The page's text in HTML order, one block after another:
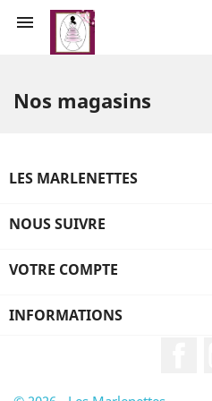

Nos magasins
LES MARLENETTES
NOUS SUIVRE
VOTRE COMPTE
INFORMATIONS